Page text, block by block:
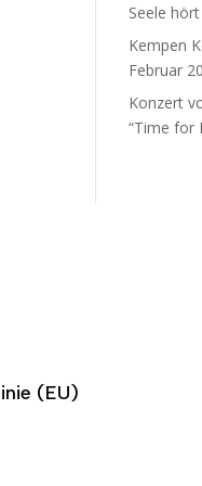
Seele
Kempen
Februar
Konzert
“Time for
(EU)